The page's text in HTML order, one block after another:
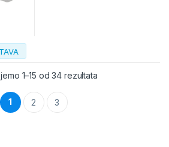
1–15 od 34 rezultata
1 2 3